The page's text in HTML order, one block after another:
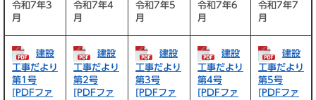
令和7年3
月
令和7年4
月
令和7年5
月
令和7年6
月
令和7年7
月
建設
工事だより
第1号
[PDFファ
建設
工事だより
第2号
[PDFファ
建設
工事だより
第3号
[PDFファ
建設
工事だより
第4号
[PDFファ
建設
工事だより
第5号
[PDFファ